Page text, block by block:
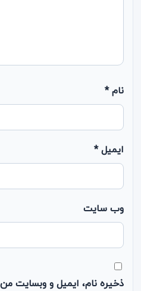
نام*
ایمیل*
وب‌ سایت
ذخیره نام، ایمیل و وبسایت من